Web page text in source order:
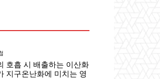
호흡 시 배출하는 이산화
지구온난화에 미치는 영